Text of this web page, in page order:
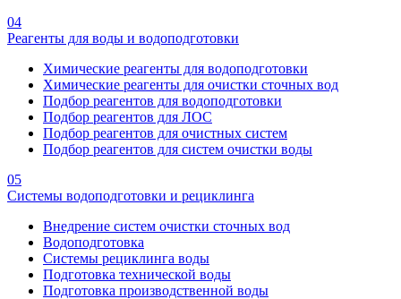
04
Реагенты для воды и водоподготовки
Химические реагенты для водоподготовки
Химические реагенты для очистки сточных вод
Подбор реагентов для водоподготовки
Подбор реагентов для ЛОС
Подбор реагентов для очистных систем
Подбор реагентов для систем очистки воды
05
Системы водоподготовки и рециклинга
Внедрение систем очистки сточных вод
Водоподготовка
Системы рециклинга воды
Подготовка технической воды
Подготовка производственной воды